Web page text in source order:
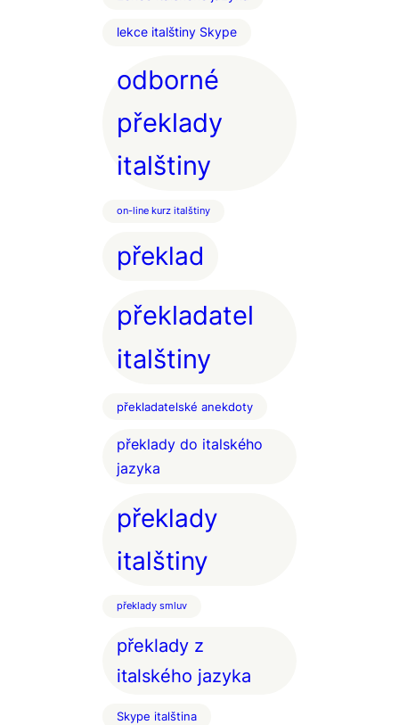
lekce italštiny Skype
odborné
překlady
italštiny
on-line kurz italštiny
překlad
překladatel
italštiny
překladatelské anekdoty
překlady do italského
jazyka
překlady
italštiny
překlady smluv
překlady z
italského jazyka
Skype italština